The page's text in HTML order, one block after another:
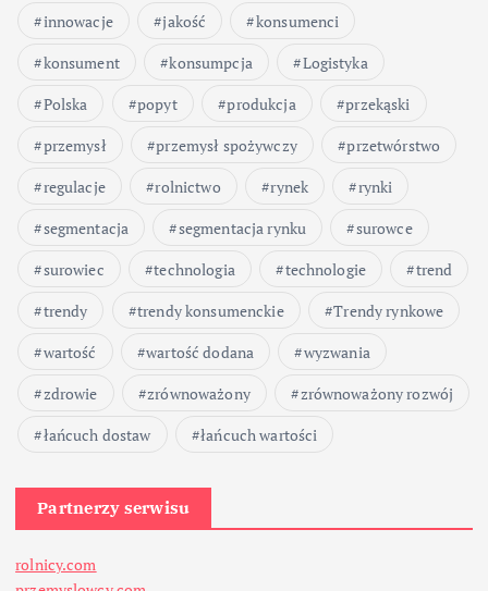
innowacje
jakość
konsumenci
konsument
konsumpcja
Logistyka
Polska
popyt produkcja
przekąski
przemysł
przemysł spożywczy
przetwórstwo
regulacje
rolnictwo rynek
rynki
segmentacja
segmentacja rynku
surowce
surowiec
technologia technologie
trend
trendy
trendy konsumenckie
Trendy rynkowe
wartość
wartość dodana
wyzwania
zdrowie
zrównoważony
zrównoważony rozwój
łańcuch dostaw
łańcuch wartości
Partnerzy serwisu
rolnicy.com